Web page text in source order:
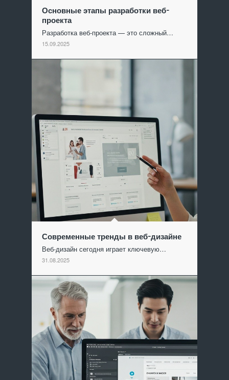
Основные этапы разработки веб-
проекта
Разработка веб-проекта — это сложный…
15.09.2025
Современные тренды в веб-дизайне
Веб-дизайн сегодня играет ключевую…
31.08.2025